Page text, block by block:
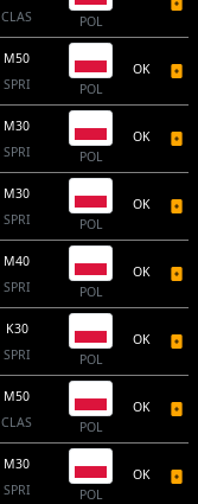
CLAS
POL
M50
SPRI
POL
OK
M30
SPRI
POL
OK
M30
SPRI
POL
OK
M40
SPRI
POL
OK
K30
SPRI
POL
OK
M50
CLAS
POL
OK
M30
SPRI
POL
OK